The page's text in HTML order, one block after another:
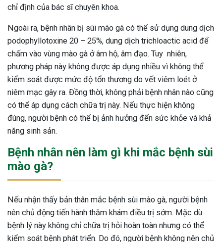
chỉ định của bác sĩ chuyên khoa.
Ngoài ra, bệnh nhân bị sùi mào gà có thể sử dụng dung dịch
podophyllotoxine 20 – 25%, dung dịch trichloactic acid để
chấm vào vùng mào gà ở âm hộ, âm đạo. Tuy nhiên,
phương pháp này không được áp dụng nhiều vì không thể
kiểm soát được mức độ tổn thương do vết viêm loét ở
niêm mạc gây ra. Đồng thời, không phải bệnh nhân nào cũng
có thể áp dụng cách chữa trị này. Nếu thực hiện không
đúng, người bệnh có thể bị ảnh hưởng đến sức khỏe và khả
năng sinh sản.
Bệnh nhân nên làm gì khi mắc bệnh sùi
mào gà?
Nếu nhận thấy bản thân mắc bệnh sùi mào gà, người bệnh
nên chủ động tiến hành thăm khám điều trị sớm. Mặc dù
bệnh lý này không chỉ chữa trị hỏi hoàn toàn nhưng có thể
kiểm soát bệnh phát triển. Do đó, người bệnh không nên chủ